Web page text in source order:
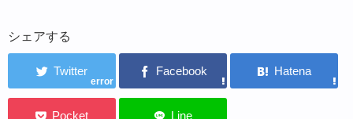
シェアする
error